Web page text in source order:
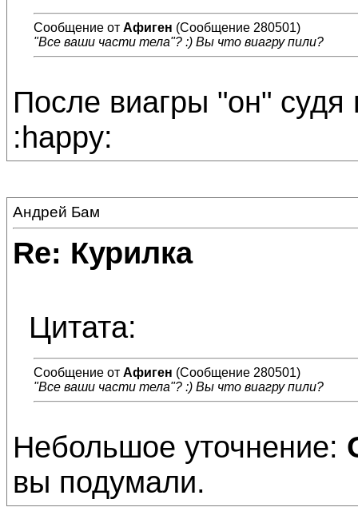
Сообщение от Афиген (Сообщение 280501)
"Все ваши части тела"? :) Вы что виагру пили?
После виагры "он" судя
:happy:
Андрей Бам
Re: Курилка
Цитата:
Сообщение от Афиген (Сообщение 280501)
"Все ваши части тела"? :) Вы что виагру пили?
Небольшое уточнение:
вы подумали.